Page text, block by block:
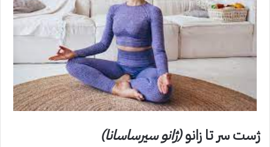
ژست سر تا زانو(ژانو سیرساسانا)